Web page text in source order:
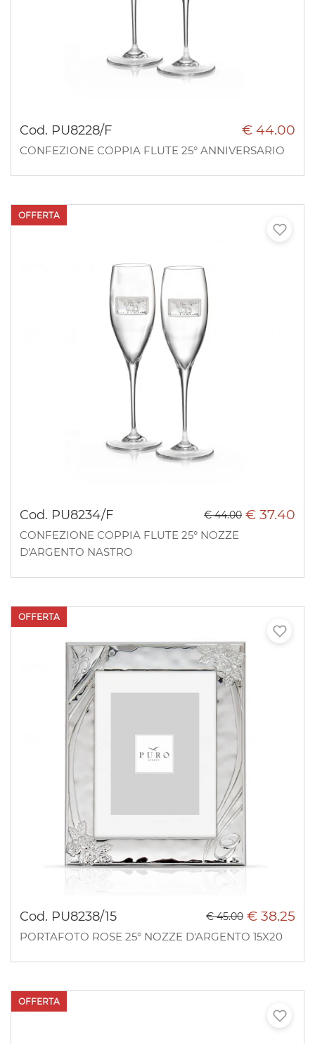
Cod. PU8228/F € 44.00
CONFEZIONE COPPIA FLUTE 25° ANNIVERSARIO
Cod. PU8234/F € 37.40
€ 44.00
CONFEZIONE COPPIA FLUTE 25° NOZZE
D'ARGENTO NASTRO
Cod. PU8238/15 € 38.25
€ 45.00
PORTAFOTO ROSE 25° NOZZE D'ARGENTO 15X20